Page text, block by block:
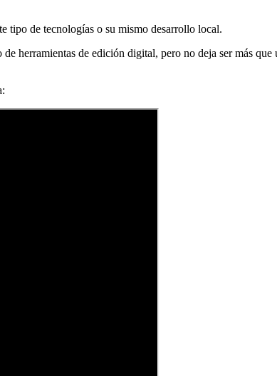
tipo de tecnologías o su mismo desarrollo local.
herramientas de edición digital, pero no deja ser más